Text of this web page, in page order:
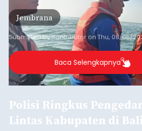
Baca Selengkapnya
Belanja 2027 Tembus
Triliun, DPRD Badung
wanti Pemerintah
Anggaran Secara
balitribune.co.id | Mangupura-